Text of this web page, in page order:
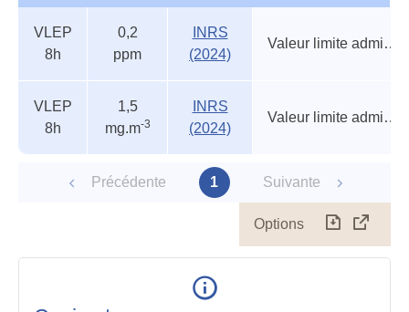
réglementaires
VLEP
8h
0,2
ppm
INRS
(2024)
Valeur limite admise (circulaire)
VLEP
8h
1,5
mg.m-3
INRS
(2024)
Valeur limite admise (circulaire)
Précédente 1 Suivante
Options
le